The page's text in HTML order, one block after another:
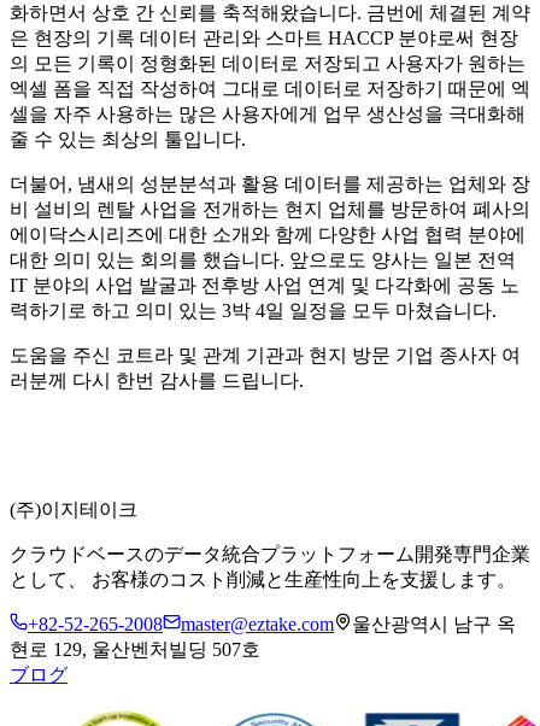
화하면서 상호 간 신뢰를 축적해왔습니다. 금번에 체결된 계약
은 현장의 기록 데이터 관리와 스마트 HACCP 분야로써 현장
의 모든 기록이 정형화된 데이터로 저장되고 사용자가 원하는
엑셀 폼을 직접 작성하여 그대로 데이터로 저장하기 때문에 엑
셀을 자주 사용하는 많은 사용자에게 업무 생산성을 극대화해
줄 수 있는 최상의 툴입니다.
더불어, 냄새의 성분분석과 활용 데이터를 제공하는 업체와 장
비 설비의 렌탈 사업을 전개하는 현지 업체를 방문하여 폐사의
에이닥스시리즈에 대한 소개와 함께 다양한 사업 협력 분야에
대한 의미 있는 회의를 했습니다. 앞으로도 양사는 일본 전역
IT 분야의 사업 발굴과 전후방 사업 연계 및 다각화에 공동 노
력하기로 하고 의미 있는 3박 4일 일정을 모두 마쳤습니다.
도움을 주신 코트라 및 관계 기관과 현지 방문 기업 종사자 여
러분께 다시 한번 감사를 드립니다.
(주)이지테이크
クラウドベースのデータ統合プラットフォーム開発専門企業
として、 お客様のコスト削減と生産性向上を支援します。
+82-52-265-2008 master@eztake.com
울산광역시 남구 옥
현로 129, 울산벤처빌딩 507호
ブログ